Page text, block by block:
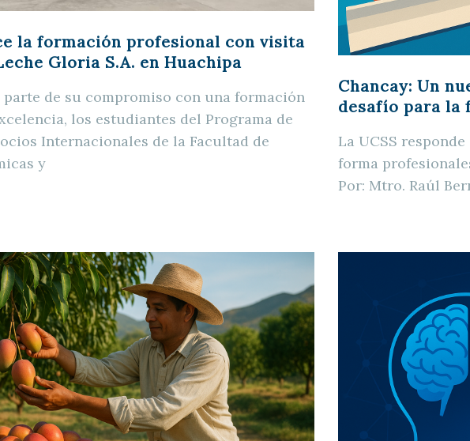
la formación profesional con visita
Gloria S.A. en Huachipa
parte de su compromiso con una formación
los estudiantes del Programa de
Internacionales de la Facultad de
y
Chancay: Un
desafío para la
La UCSS
forma
Por: Mtro. Raúl